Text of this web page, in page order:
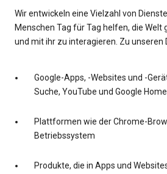
Wir entwickeln eine Vielzahl von
Menschen Tag für Tag helfen, die Welt
und mit ihr zu interagieren. Zu unseren
Google-Apps, -Websites und -
Suche, YouTube und Google Home
Plattformen wie der Chrome-
Betriebssystem
Produkte, die in Apps und